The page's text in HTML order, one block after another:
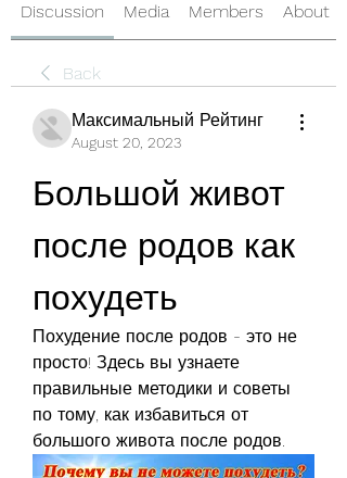
Discussion Media Members About
Back
Максимальный Рейтинг
August 20, 2023
Большой живот
после родов как
похудеть
Похудение после родов - это не
просто! Здесь вы узнаете
правильные методики и советы
по тому, как избавиться от
большого живота после родов.